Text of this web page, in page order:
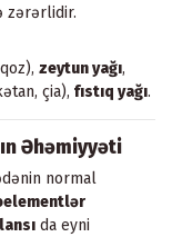
zərərlidir.
zeytun yağı,
çia), fıstıq yağı.
Əhəmiyyəti
normal
da eyni